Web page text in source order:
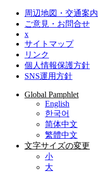
周辺地図・交通案内
ご意見・お問合せ
x
サイトマップ
リンク
個人情報保護方針
SNS運用方針
Global Pamphlet
English
한국어
简体中文
繁體中文
文字サイズの変更
小
大